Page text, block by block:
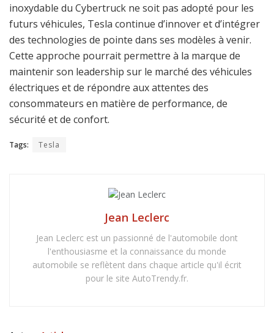
inoxydable du Cybertruck ne soit pas adopté pour les
futurs véhicules, Tesla continue d’innover et d’intégrer
des technologies de pointe dans ses modèles à venir.
Cette approche pourrait permettre à la marque de
maintenir son leadership sur le marché des véhicules
électriques et de répondre aux attentes des
consommateurs en matière de performance, de
sécurité et de confort.
Tags: Tesla
Jean Leclerc
Jean Leclerc est un passionné de l'automobile dont
l'enthousiasme et la connaissance du monde
automobile se reflètent dans chaque article qu'il écrit
pour le site AutoTrendy.fr.